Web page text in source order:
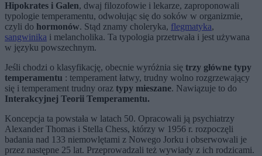
Hipokrates i Galen, dwaj filozofowie i lekarze, zaproponowali
typologie temperamentu, odwołując się do soków w organizmie,
czyli do hormonów. Stąd znamy choleryka, flegmatyka,
sangwinika i melancholika. Ta typologia przetrwała i jest używana
w języku powszechnym.
Jeśli chodzi o klasyfikację, obecnie wyróżnia się trzy główne typy
temperamentu : temperament łatwy, trudny wolno rozgrzewający
się i temperament trudny oraz typy mieszane. Nawiązuje to do
Interakcyjnej Teorii Temperamentu.
Koncepcja ta powstała w latach 50. Opracowali ją psychiatrzy
Alexander Thomas i Stella Chess, którzy w 1956 r. rozpoczęli
badania nad 133 niemowlętami z Nowego Jorku i obserwowali je
przez następne 25 lat. Przeprowadzali też wywiady z ich rodzicami.